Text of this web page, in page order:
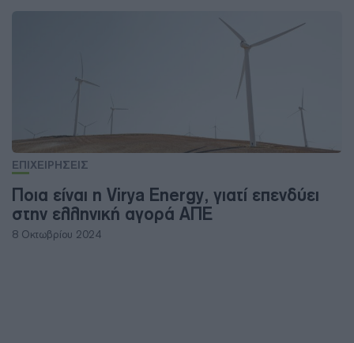
ΕΠΙΧΕΙΡΗΣΕΙΣ
Ποια είναι η Virya Energy, γιατί επενδύει
στην ελληνική αγορά ΑΠΕ
8 Οκτωβρίου 2024